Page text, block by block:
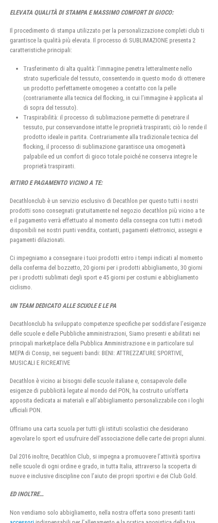
ELEVATA QUALITÀ DI STAMPA E MASSIMO COMFORT DI GIOCO:
Il procedimento di stampa utilizzato per la personalizzazione completi club ti
garantisce la qualità più elevata. Il processo di SUBLIMAZIONE presenta 2
caratteristiche principali:
Trasferimento di alta qualità: l’immagine penetra letteralmente nello
strato superficiale del tessuto, consentendo in questo modo di ottenere
un prodotto perfettamente omogeneo a contatto con la pelle
(contrariamente alla tecnica del flocking, in cui l’immagine è applicata al
di sopra del tessuto).
Traspirabilità: il processo di sublimazione permette di penetrare il
tessuto, pur conservandone intatte le proprietà traspiranti; ciò lo rende il
prodotto ideale in partita. Contrariamente alla tradizionale tecnica del
flocking, il processo di sublimazione garantisce una omogeneità
palpabile ed un comfort di gioco totale poiché ne conserva integre le
proprietà traspiranti.
RITIRO E PAGAMENTO VICINO A TE:
Decathlonclub è un servizio esclusivo di Decathlon per questo tutti i nostri
prodotti sono consegnati gratuitamente nel negozio decathlon più vicino a te
e il pagamento verrà effettuato al momento della consegna con tutti i metodi
disponibili nei nostri punti vendita, contanti, pagamenti elettronici, assegni e
pagamenti dilazionati.
Ci impegniamo a consegnare i tuoi prodotti entro i tempi indicati al momento
della conferma del bozzetto, 20 giorni per i prodotti abbigliamento, 30 giorni
per i prodotti sublimati degli sport e 45 giorni per costumi e abbigliamento
ciclismo.
UN TEAM DEDICATO ALLE SCUOLE E LE PA
Decathlonclub ha sviluppato competenze specifiche per soddisfare l’esigenze
delle scuole e delle Pubbliche amministrazioni, Siamo presenti e abilitati nei
principali marketplace della Pubblica Amministrazione e in particolare sul
MEPA di Consip, nei seguenti bandi: BENI: ATTREZZATURE SPORTIVE,
MUSICALI E RICREATIVE
Decathlon è vicino ai bisogni delle scuole italiane e, consapevole delle
esigenze di pubblicità legate al mondo del PON, ha costruito un’offerta
apposita dedicata ai materiali e all’abbigliamento personalizzabile con i loghi
ufficiali PON.
Offriamo una carta scuola per tutti gli istituti scolastici che desiderano
agevolare lo sport ed usufruire dell’associazione delle carte dei propri alunni.
Dal 2016 inoltre, Decathlon Club, si impegna a promuovere l’attività sportiva
nelle scuole di ogni ordine e grado, in tutta Italia, attraverso la scoperta di
nuove e inclusive discipline con l’aiuto dei propri sportivi e dei Club Gold.
ED INOLTRE…
Non vendiamo solo abbigliamento, nella nostra offerta sono presenti tanti